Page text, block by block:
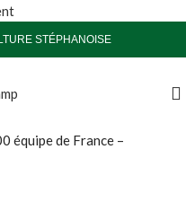
STÉPHANOISE
équipe de France –